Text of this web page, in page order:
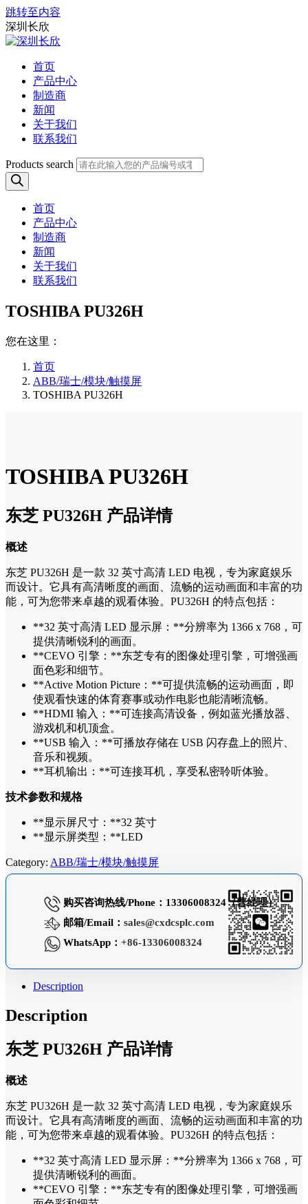
跳转至内容
深圳长欣
首页
产品中心
制造商
新闻
关于我们
联系我们
Products search
首页
产品中心
制造商
新闻
关于我们
联系我们
TOSHIBA PU326H
您在这里：
首页
ABB/瑞士/模块/触摸屏
TOSHIBA PU326H
TOSHIBA PU326H
东芝 PU326H 产品详情
概述
东芝 PU326H 是一款 32 英寸高清 LED 电视，专为家庭娱乐
而设计。它具有高清晰度的画面、流畅的运动画面和丰富的功
能，可为您带来卓越的观看体验。PU326H 的特点包括：
**32 英寸高清 LED 显示屏：**分辨率为 1366 x 768，可
提供清晰锐利的画面。
**CEVO 引擎：**东芝专有的图像处理引擎，可增强画
面色彩和细节。
**Active Motion Picture：**可提供流畅的运动画面，即
使观看快速的体育赛事或动作电影也能清晰流畅。
**HDMI 输入：**可连接高清设备，例如蓝光播放器、
游戏机和机顶盒。
**USB 输入：**可播放存储在 USB 闪存盘上的照片、
音乐和视频。
**耳机输出：**可连接耳机，享受私密聆听体验。
技术参数和规格
**显示屏尺寸：**32 英寸
**显示屏类型：**LED
Category: ABB/瑞士/模块/触摸屏
购买咨询热线/Phone：13306008324（曹经理）
邮箱/Email： sales@cxdcsplc.com
WhatsApp： +86-13306008324
Description
Description
东芝 PU326H 产品详情
概述
东芝 PU326H 是一款 32 英寸高清 LED 电视，专为家庭娱乐
而设计。它具有高清晰度的画面、流畅的运动画面和丰富的功
能，可为您带来卓越的观看体验。PU326H 的特点包括：
**32 英寸高清 LED 显示屏：**分辨率为 1366 x 768，可
提供清晰锐利的画面。
**CEVO 引擎：**东芝专有的图像处理引擎，可增强画